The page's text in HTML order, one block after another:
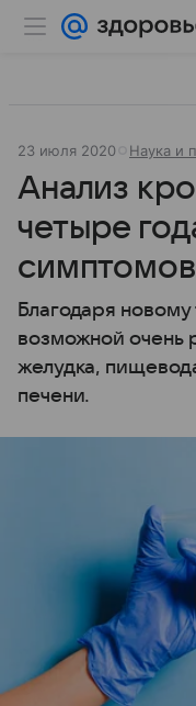
23 июля 2020 Наука и
Анализ
четыре
симптомов
Благодаря
возможной очень
желудка,
печени.